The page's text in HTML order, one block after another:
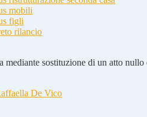
mobili
figli
rilancio
mediante sostituzione di un atto
De Vico